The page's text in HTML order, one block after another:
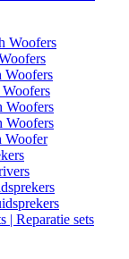
Woofers
Woofers
Woofers
Woofers
Woofer
| Reparatie sets